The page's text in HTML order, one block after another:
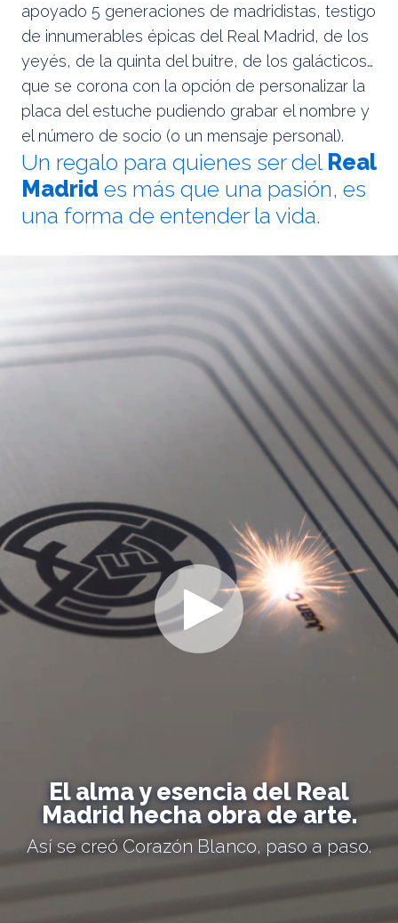
apoyado 5 generaciones de madridistas, testigo
de innumerables épicas del Real Madrid, de los
yeyés, de la quinta del buitre, de los galácticos…
que se corona con la opción de personalizar la
placa del estuche pudiendo grabar el nombre y
el número de socio (o un mensaje personal).
Un regalo para quienes ser del Real
Madrid es más que una pasión, es
una forma de entender la vida.
El alma y esencia del Real
Madrid hecha obra de arte.
Así se creó Corazón Blanco, paso a paso.